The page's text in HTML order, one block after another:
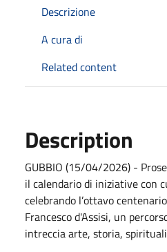
Descrizione
A cura di
Related content
Description
GUBBIO (15/04/2026) -
il calendario di iniziative con
celebrando l’ottavo
Francesco d'Assisi, un
intreccia arte, storia,